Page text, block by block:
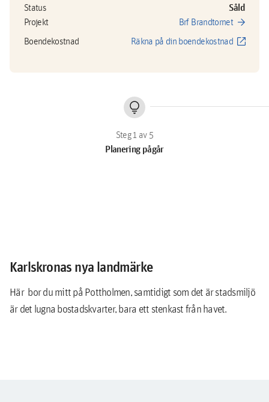
Status Såld
Projekt Brf Brandtornet arrow_forward
Boendekostnad Räkna på din boendekostnad open_in_new
lightbulb
Planering pågår
Karlskronas nya landmärke
Här bor du mitt på Pottholmen, samtidigt som det är stadsmiljö
är det lugna bostadskvarter, bara ett stenkast från havet.